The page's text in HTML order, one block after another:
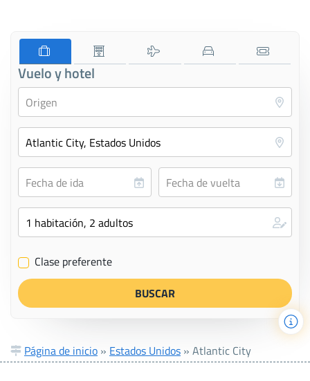
Vuelo y hotel
✔ Clase preferente
Página de inicio » Estados Unidos » Atlantic City